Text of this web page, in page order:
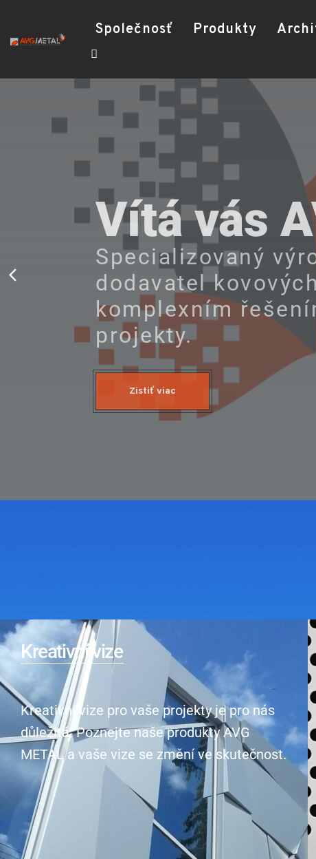
Společnosť Produkty
Kreativní vize
Kreativní vize pro vaše projekty je pro nás
důležitá. Poznejte naše produkty AVG
METAL a vaše vize se změní ve skutečnost.